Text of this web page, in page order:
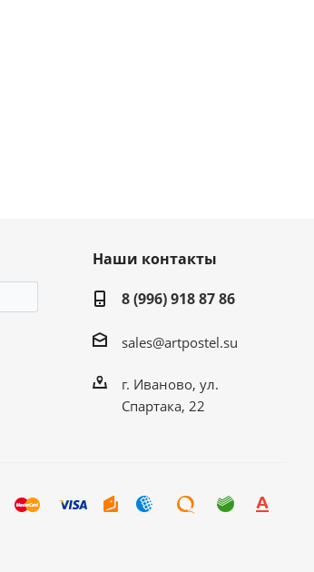
Наши контакты
8 (996) 918 87 86
sales@artpostel.su
г. Иваново, ул.
Спартака, 22